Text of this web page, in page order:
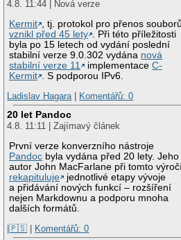
4.8. 11:44 | Nová verze
Kermit
, tj. protokol pro přenos souborů,
vznikl před 45 lety
. Při této příležitosti
byla po 15 letech od vydání poslední
stabilní verze 9.0.302 vydána nová
stabilní verze 11
implementaceC-
Kermit
. S podporou IPv6.
Ladislav Hagara| Komentářů: 0
20 let Pandoc
4.8. 11:11 | Zajímavý článek
První verze konverzního nástroje
Pandoc byla vydána před 20 lety. Jeho
autor John MacFarlane při tomto
rekapituluje
jednotlivé etapy vývoje
a přidávání nových funkcí – rozšíření
nejen Markdownu a podporu mnoha
dalších formátů.
|🇵🇸
Komentářů: 0